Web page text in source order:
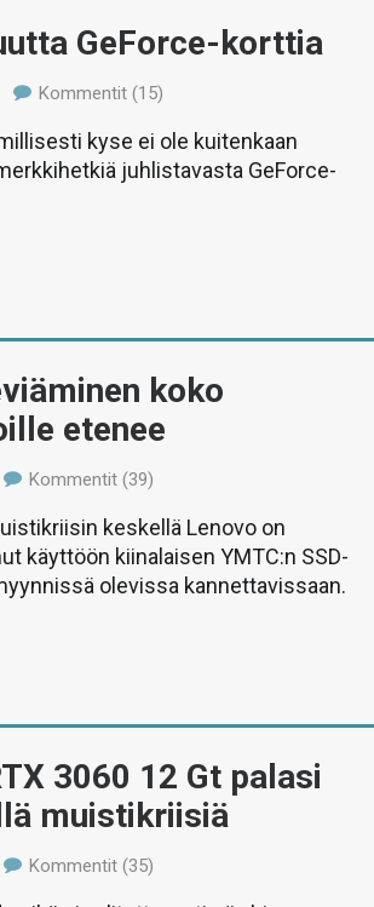
GeForce-korttia
Kommentit (15)
kyse ei ole kuitenkaan
juhlistavasta GeForce-
koko
etenee
Kommentit (39)
keskellä Lenovo on
käyttöön kiinalaisen YMTC:n SSD-
olevissa kannettavissaan.
3060 12 Gt palasi
muistikriisiä
Kommentit (35)